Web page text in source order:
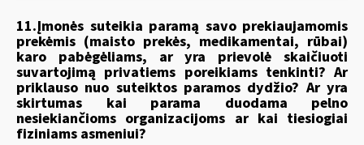
11.Įmonės suteikia paramą savo prekiaujamomis
prekėmis (maisto prekės, medikamentai, rūbai)
karo pabėgėliams, ar yra prievolė skaičiuoti
suvartojimą privatiems poreikiams tenkinti? Ar
priklauso nuo suteiktos paramos dydžio? Ar yra
skirtumas kai parama duodama pelno
nesiekiančioms organizacijoms ar kai tiesiogiai
fiziniams asmeniui?